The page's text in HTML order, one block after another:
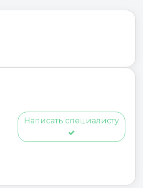
Написать специалисту